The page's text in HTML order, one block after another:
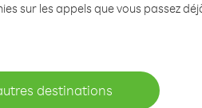
sur les appels que vous passez
destinations